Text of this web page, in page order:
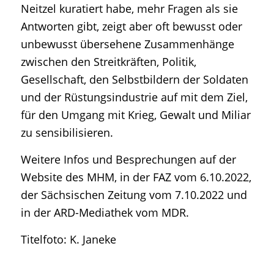
Neitzel kuratiert habe, mehr Fragen als sie
Antworten gibt, zeigt aber oft bewusst oder
unbewusst übersehene Zusammenhänge
zwischen den Streitkräften, Politik,
Gesellschaft, den Selbstbildern der Soldaten
und der Rüstungsindustrie auf mit dem Ziel,
für den Umgang mit Krieg, Gewalt und Miliar
zu sensibilisieren.
Weitere Infos und Besprechungen auf der
Website des MHM, in der FAZ vom 6.10.2022,
der Sächsischen Zeitung vom 7.10.2022 und
in der ARD-Mediathek vom MDR.
Titelfoto: K. Janeke